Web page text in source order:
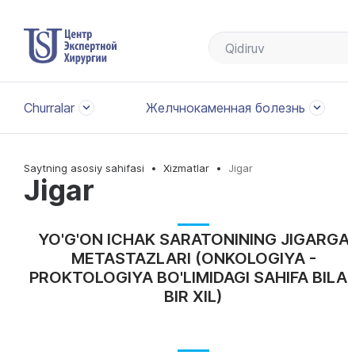
Churralar Желчнокаменная болезнь
Saytning asosiy sahifasi Xizmatlar Jigar
Jigar
YO'G'ON ICHAK SARATONINING
METASTAZLARI (ONKOLOGIYA -
PROKTOLOGIYA BO'LIMIDAGI SAHIFA
BIR XIL)